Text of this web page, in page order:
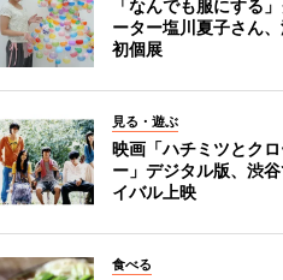
「なんでも服にする
ーター塩川夏子さん
初個展
見る・遊ぶ
映画「ハチミツとク
ー」デジタル版、渋
イバル上映
食べる